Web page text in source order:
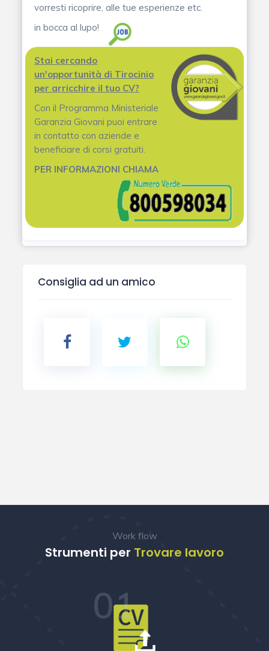
vorresti ricoprire, alle tue esperienze etc.
in bocca al lupo!
Stai cercando
un'opportunità di Tirocinio
per arricchire il tuo CV?
Con il Programma Ministeriale
Garanzia Giovani puoi entrare
in contatto con aziende e
beneficiare di corsi gratuiti.
PER INFORMAZIONI CHIAMA
Consiglia ad un amico
Work flow
Strumenti per Trovare lavoro
01